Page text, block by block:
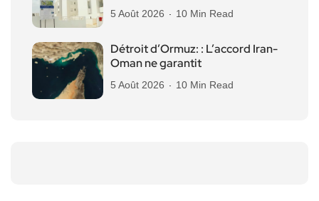
5 Août 2026 10 Min Read
Détroit d’Ormuz: : L’accord Iran-
Oman ne garantit
5 Août 2026 10 Min Read